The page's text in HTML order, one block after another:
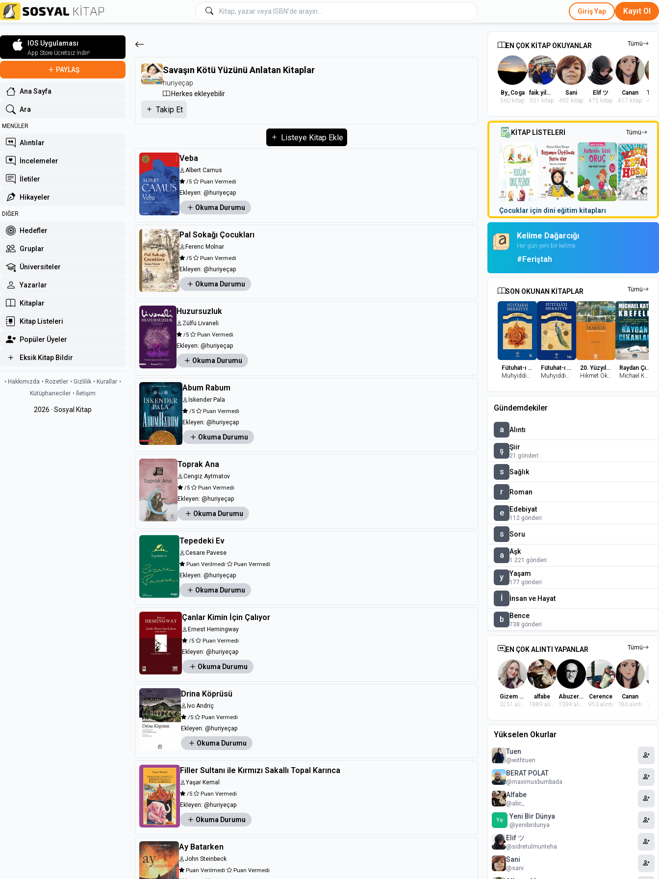
Giriş Yap Kayıt Ol
IOS Uygulaması
App Store Ücretsiz İndir!
PAYLAŞ
Ana Sayfa
Ara
MENÜLER
Alıntılar
İncelemeler
İletiler
Hikayeler
DİĞER
Hedefler
Gruplar
Üniversiteler
Yazarlar
Kitaplar
Kitap Listeleri
Popüler Üyeler
Eksik Kitap Bildir
• Hakkımızda • Rozetler • Gizlilik • Kurallar •
Kütüphaneciler • İletişim
2026 · Sosyal Kitap
Savaşın Kötü Yüzünü Anlatan Kitaplar
huriyeçap
Herkes ekleyebilir
Takip Et
Listeye Kitap Ekle
Veba
Albert Camus
/5 Puan Vermedi
Ekleyen: @huriyeçap
Okuma Durumu
Pal Sokağı Çocukları
Ferenc Molnar
/5 Puan Vermedi
Ekleyen: @huriyeçap
Okuma Durumu
Huzursuzluk
Zülfü Livaneli
/5 Puan Vermedi
Ekleyen: @huriyeçap
Okuma Durumu
Abum Rabum
İskender Pala
/5 Puan Vermedi
Ekleyen: @huriyeçap
Okuma Durumu
Toprak Ana
Cengiz Aytmatov
/5 Puan Vermedi
Ekleyen: @huriyeçap
Okuma Durumu
Tepedeki Ev
Cesare Pavese
Puan Verilmedi Puan Vermedi
Ekleyen: @huriyeçap
Okuma Durumu
Çanlar Kimin İçin Çalıyor
Ernest Hemingway
/5 Puan Vermedi
Ekleyen: @huriyeçap
Okuma Durumu
Drina Köprüsü
İvo Andriç
/5 Puan Vermedi
Ekleyen: @huriyeçap
Okuma Durumu
Filler Sultanı ile Kırmızı Sakallı Topal Karınca
Yaşar Kemal
/5 Puan Vermedi
Ekleyen: @huriyeçap
Okuma Durumu
Ay Batarken
John Steinbeck
Puan Verilmedi Puan Vermedi
EN ÇOK KİTAP OKUYANLAR Tümü
By_Coga
560 kitap
faik.yilmaz.9
551 kitap
Sani
492 kitap
Elif ツ
475 kitap
Canan
417 kitap
402
KİTAP LİSTELERİ Tümü
Çocuklar için dini eğitim kitapları
Kelime Dağarcığı
Her gün yeni bir kelime
#Feriştah
SON OKUNAN KİTAPLAR Tümü
Fütuhat-ı Mekkiyye - 2
Muhyiddin İbn Arabi
Fütuhat-ı Mekkiyye 1
Muhyiddin İbn Arabi
20. Yüzyıl Başlarında Trabzon Toplumsal Tarih Yazıları
Hikmet Öksüz
Raydan Çıkanlar
Michael Katz Krefeld
Gündemdekiler
a Alıntı
ş Şiir
21 gönderi
s Sağlık
r Roman
e Edebiyat
112 gönderi
s Soru
a Aşk
1.221 gönderi
y Yaşam
177 gönderi
İ İnsan ve Hayat
b Bence
738 gönderi
EN ÇOK ALINTI YAPANLAR Tümü
Gizem Dindaroğlu
3251 alıntı
alfabe
1889 alıntı
Abuzer Badem
1394 alıntı
Cerence
953 alıntı
Canan
786 alıntı
772
Yükselen Okurlar
Tuen
@withtuen person_add
BERAT POLAT
@maximusbumbada person_add
Alfabe
@abc_ person_add
Ye Yeni Bir Dünya
@yenibirdunya person_add
Elif ツ
@sidretulmunteha person_add
Sani
@sani person_add